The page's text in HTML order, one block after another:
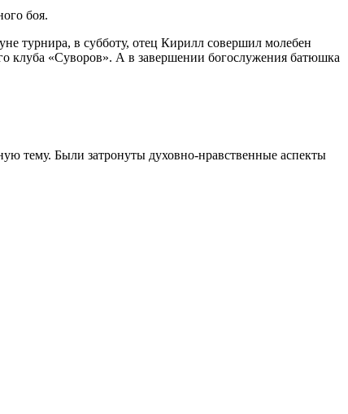
боя.
турнира, в субботу, отец Кирилл совершил молебен
клуба «Суворов». А в завершении богослужения батюшка
тему. Были затронуты духовно-нравственные аспекты